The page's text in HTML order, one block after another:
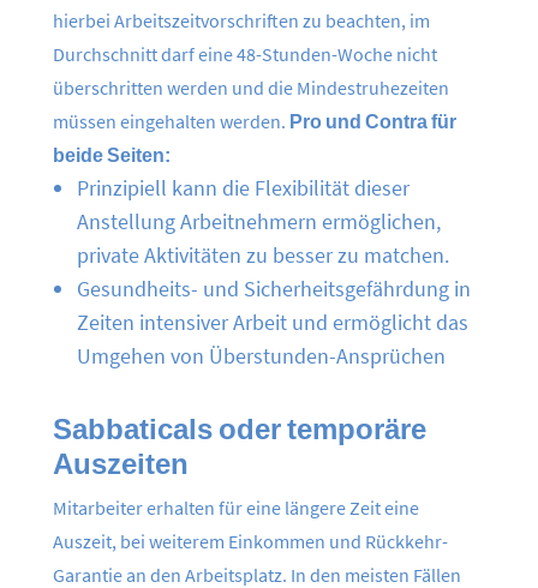
hierbei Arbeitszeitvorschriften zu beachten, im
Durchschnitt darf eine 48-Stunden-Woche nicht
überschritten werden und die Mindestruhezeiten
müssen eingehalten werden. Pro und Contra für
beide Seiten:
Prinzipiell kann die Flexibilität dieser
Anstellung Arbeitnehmern ermöglichen,
private Aktivitäten zu besser zu matchen.
Gesundheits- und Sicherheitsgefährdung in
Zeiten intensiver Arbeit und ermöglicht das
Umgehen von Überstunden-Ansprüchen
Sabbaticals oder temporäre
Auszeiten
Mitarbeiter erhalten für eine längere Zeit eine
Auszeit, bei weiterem Einkommen und Rückkehr-
Garantie an den Arbeitsplatz. In den meisten Fällen